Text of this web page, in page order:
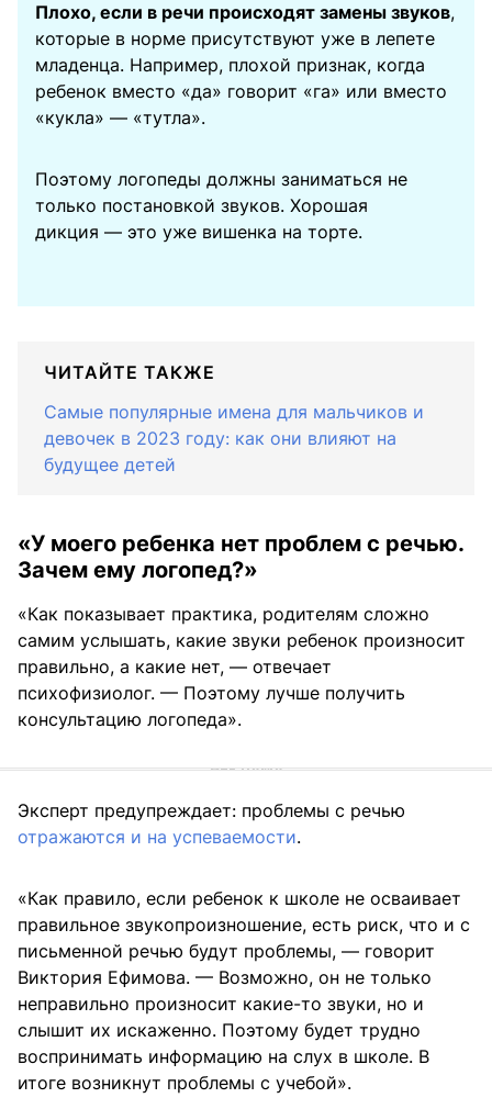
Плохо, если в речи происходят замены звуков,
которые в норме присутствуют уже в лепете
младенца. Например, плохой признак, когда
ребенок вместо «да» говорит «га» или вместо
«кукла» — «тутла».
Поэтому логопеды должны заниматься не
только постановкой звуков. Хорошая
дикция — это уже вишенка на торте.
ЧИТАЙТЕ ТАКЖЕ
Самые популярные имена для мальчиков и
девочек в 2023 году: как они влияют на
будущее детей
«У моего ребенка нет проблем с речью.
Зачем ему логопед?»
«Как показывает практика, родителям сложно
самим услышать, какие звуки ребенок произносит
правильно, а какие нет, — отвечает
психофизиолог. — Поэтому лучше получить
консультацию логопеда».
Эксперт предупреждает: проблемы с речью
отражаются и на успеваемости.
«Как правило, если ребенок к школе не осваивает
правильное звукопроизношение, есть риск, что и с
письменной речью будут проблемы, — говорит
Виктория Ефимова. — Возможно, он не только
неправильно произносит какие-то звуки, но и
слышит их искаженно. Поэтому будет трудно
воспринимать информацию на слух в школе. В
итоге возникнут проблемы с учебой».